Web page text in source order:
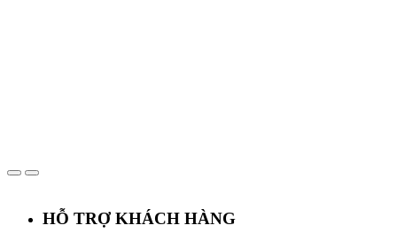
HỖ TRỢ KHÁCH HÀNG